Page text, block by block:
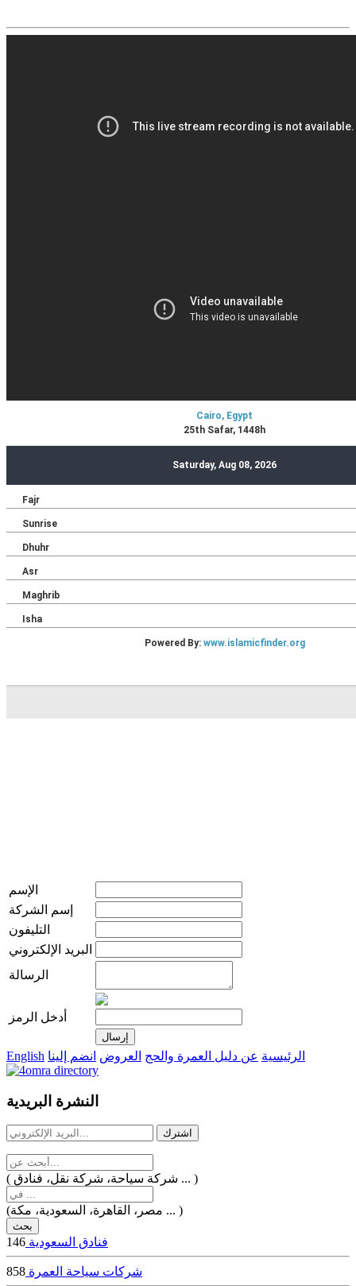
الإسم
إسم الشركة
التليفون
البريد الإلكتروني
الرسالة
أدخل الرمز
live
casinos
online
livedealercasino.online
English الرئيسية عن دليل العمرة والحج العروض انضم إلينا
النشرة البريدية
( شركة سياحة، شركة نقل، فنادق ... )
(مصر، القاهرة، السعودية، مكة ... )
فنادق السعودية 146
شركات سياحة العمرة 858